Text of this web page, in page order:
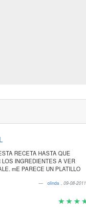
RECETA HASTA QUE
LOS INGREDIENTES A VER
mE PARECE UN PLATILLO
olinda,09-08-2011